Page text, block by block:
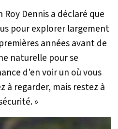
Dennis a déclaré que
pour explorer largement
années avant de
naturelle pour se
d'en voir un où vous
à regarder, mais restez à
»